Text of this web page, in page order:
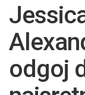
odgoj